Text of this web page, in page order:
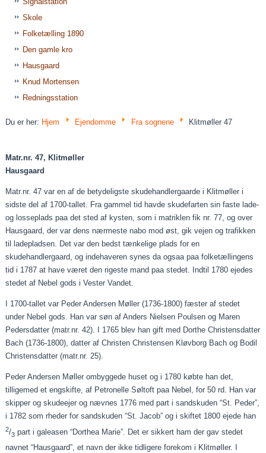
Skole
Folketælling 1890
Den gamle kro
Hausgaard
Knud Mortensen
Redningsstation
Du er her: Hjem Ejendomme Fra sognene Klitmøller 47
Matr.nr. 47,Klitmøller
Hausgaard
Matr.nr. 47 var en af de betydeligsteskudehandlergaarde i Klitmøller i
sidste del af 1700-tallet. Fra gammel tid havde skudefarten sin faste lade-
og lossepladspaa det sted af kysten, som i matriklen fik nr. 77, og over
Hausgaard, der var dens nærmeste nabo mod øst, gik vejen og trafikken
til ladepladsen. Det var den bedst tænkelige plads for en
skudehandlergaard , og indehaveren synes da ogsaapaa folketællingens
tid i 1787 at have været den rigeste mandpaa stedet. Indtil 1780 ejedes
stedet af Nebel gods i Vester Vandet.
I 1700-tallet var Peder Andersen Møller (1736-1800) fæster af stedet
under Nebel gods. Han var søn af Anders Nielsen Poulsen og Maren
Pedersdatter (matr.nr. 42). I 1765 blev han gift med Dorthe Christensdatter
Bach (1736-1800), datter af Christen Christensen Kløvborg Bach og Bodil
Christensdatter (matr.nr. 25).
Peder Andersen Møller ombyggede huset og i 1780 købte han det,
tilligemed et engskifte, af Petronelle Søltoftpaa Nebel, for 50 rd. Han var
skipper og skudeejer og nævnes 1776 med part i sandskuden “St. Peder”,
i 1782 somrheder for sandskuden “St. Jacob” og i skiftet 1800 ejede han
2/3 part i galeasen “Dorthea Marie”. Det er sikkert ham der gav stedet
navnet “Hausgaard”, et navn der ikke tidligere forekom i Klitmøller. I